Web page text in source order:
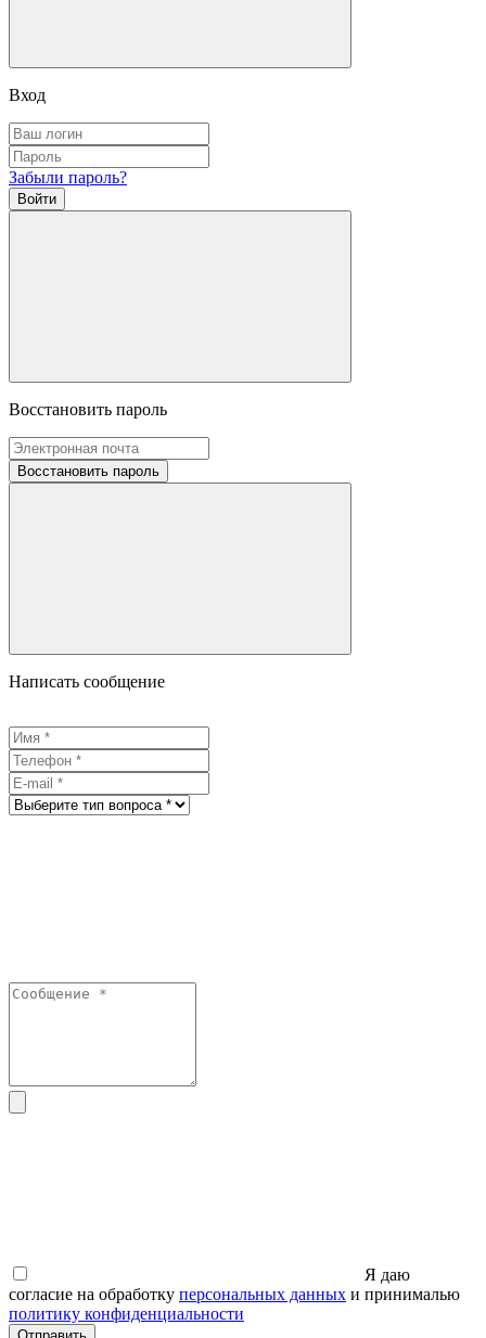
Вход
Забыли пароль?
Войти
Восстановить пароль
Восстановить пароль
Написать сообщение
Я даю
согласие на обработку персональных данных и принималью
политику конфиденциальности